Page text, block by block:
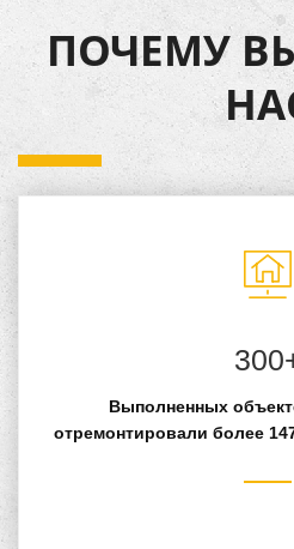
ПОЧЕМУ
Выполненных
отремонтировали более